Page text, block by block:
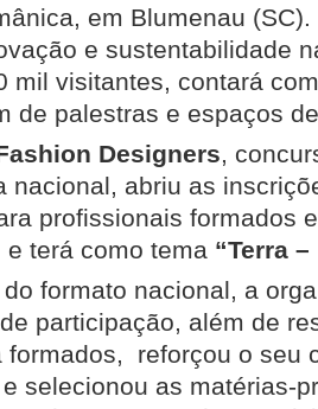
em Blumenau
e sustentabilidade
mil visitantes, contará
de palestras e espaços
Designers,
nacional, abriu as
profissionais formados
terá como tema “Terra
formato nacional, a
participação, além de
formados, reforçou o seu
selecionou as matérias-